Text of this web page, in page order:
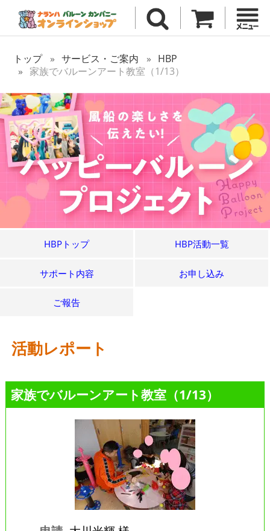
トップ サービス・ご案内
HBP
家族でバルーンアート教室（1/13）
HBPトップ HBP活動一覧
サポート内容 お申し込み
ご報告
活動レポート
家族でバルーンアート教室（1/13）